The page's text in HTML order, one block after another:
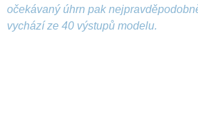
očekávaný úhrn pak
vychází ze 40 výstupů modelu.